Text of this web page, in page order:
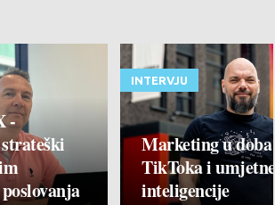
-
INTERVJU
Marketing u doba
TikToka i umjetne
inteligencije